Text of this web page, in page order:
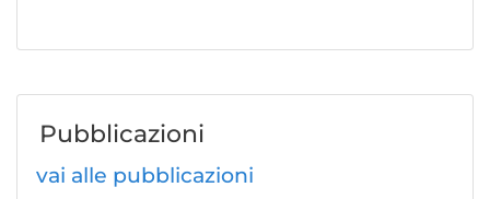
Pubblicazioni
vai alle pubblicazioni